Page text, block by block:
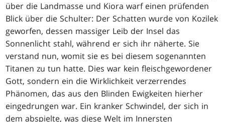
über die Landmasse und Kiora warf einen prüfenden
Blick über die Schulter: Der Schatten wurde von Kozilek
geworfen, dessen massiger Leib der Insel das
Sonnenlicht stahl, während er sich ihr näherte. Sie
verstand nun, womit sie es bei diesem sogenannten
Titanen zu tun hatte. Dies war kein fleischgewordener
Gott, sondern ein die Wirklichkeit verzerrendes
Phänomen, das aus den Blinden Ewigkeiten hierher
eingedrungen war. Ein kranker Schwindel, der sich in
dem abspielte, was diese Welt im Innersten